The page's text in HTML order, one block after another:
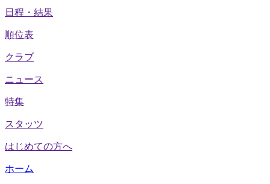
日程・結果
順位表
クラブ
ニュース
特集
スタッツ
はじめての方へ
ホーム